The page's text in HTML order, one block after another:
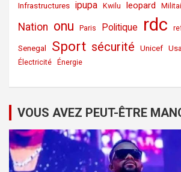
Infrastructures ipupa Kwilu leopard
Nation onu Paris Politique rdc
Senegal Sport sécurité Unicef
Électricité Énergie
VOUS AVEZ PEUT-ÊTRE